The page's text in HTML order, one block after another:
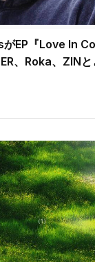
EP『Love In
、Roka、ZINと